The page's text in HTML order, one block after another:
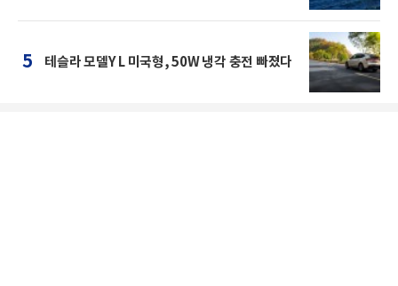
5 테슬라 모델Y L 미국형, 50W 냉각 충전 빠졌다